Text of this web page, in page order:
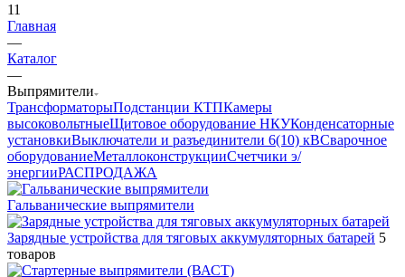
11
Главная
—
Каталог
—
Выпрямители
ТрансформаторыПодстанции КТПКамеры
высоковольтныеЩитовое оборудование НКУКонденсаторные
установкиВыключатели и разъединители 6(10) кВСварочное
оборудованиеМеталлоконструкцииСчетчики э/
энергииРАСПРОДАЖА
Гальванические выпрямители
Зарядные устройства для тяговых аккумуляторных батарей 5
товаров